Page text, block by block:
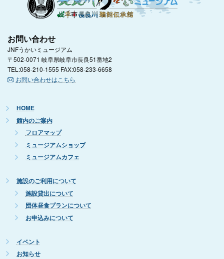
お問い合わせ
JNFうかいミュージアム
〒502-0071 岐阜県岐阜市長良51番地2
TEL:058-210-1555 FAX:058-233-6658
お問い合わせはこちら
HOME
館内のご案内
フロアマップ
ミュージアムショップ
ミュージアムカフェ
施設のご利用について
施設貸出について
団体昼食プランについて
お申込みについて
イベント
お知らせ